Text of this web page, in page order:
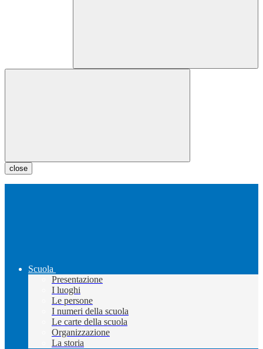
close
Scuola
Presentazione
I luoghi
Le persone
I numeri della scuola
Le carte della scuola
Organizzazione
La storia